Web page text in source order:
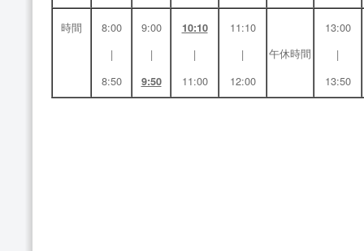
時間
8:00
|
8:50
9:00
|
9:50
10:10
|
11:00
11:10
|
12:00
午休時間
13:00
|
13:50